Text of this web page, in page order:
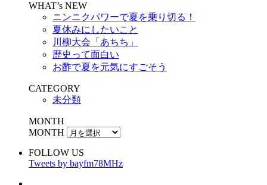
WHAT’s NEW
ニンニクパワーで夏を乗り切る！
夏休みにしたいこと
川柳大会「あちち」
歴史って面白い
お酢で夏を元気にすごそう
CATEGORY
未分類
MONTH
MONTH
FOLLOW US
Tweets by bayfm78MHz